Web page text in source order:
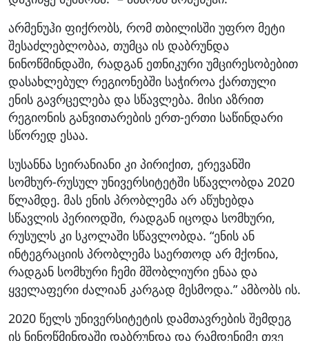
არმენუჰი ფიქრობს, რომ თბილისში უფრო მეტი
შესაძლებლობაა, თუმცა ის დაბრუნდა
ნინოწმინდაში, რადგან ეთნიკური უმცირესობებით
დასახლებულ რეგიონებში საჭიროა ქართული
ენის გავრცელება და სწავლება. მისი აზრით
რეგიონის განვითარების ერთ-ერთი საწინდარი
სწორედ ესაა.
სუსანნა სეირანიანი კი პირიქით, ერევანში
სომხურ-რუსულ უნივერსიტეტში სწავლობდა 2020
წლამდე. მას ენის პრობლემა არ აწუხებდა
სწავლის პერიოდში, რადგან იცოდა სომხური,
რუსულს კი სკოლაში სწავლობდა. “ენის ან
ინტეგრაციის პრობლემა საერთოდ არ მქონია,
რადგან სომხური ჩემი მშობლიური ენაა და
ყველაფერი ძალიან კარგად მესმოდა.” ამბობს ის.
2020 წელს უნივერსიტეტის დამთავრების შემდეგ
ის ნინოწმინდაში დაბრუნდა და რამდენიმე თვე